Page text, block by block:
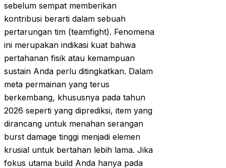
sebelum sempat memberikan
kontribusi berarti dalam sebuah
pertarungan tim (teamfight). Fenomena
ini merupakan indikasi kuat bahwa
pertahanan fisik atau kemampuan
sustain Anda perlu ditingkatkan. Dalam
meta permainan yang terus
berkembang, khususnya pada tahun
2026 seperti yang diprediksi, item yang
dirancang untuk menahan serangan
burst damage tinggi menjadi elemen
krusial untuk bertahan lebih lama. Jika
fokus utama build Anda hanya pada